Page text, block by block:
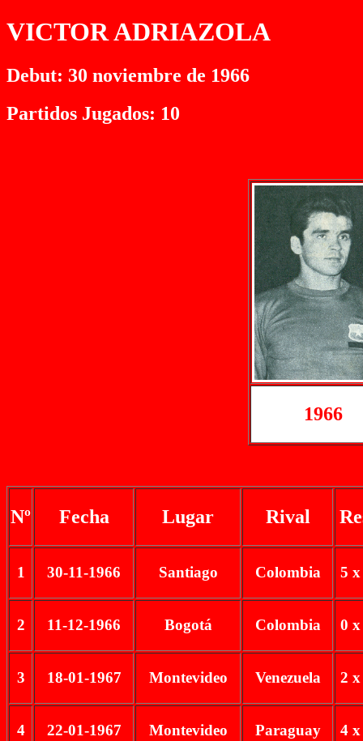
VICTOR ADRIAZOLA
Debut: 30 noviembre de 1966
Partidos Jugados: 10
1966
Nº Fecha Lugar Rival
1 30-11-1966 Santiago Colombia 5
2 11-12-1966 Bogotá Colombia 0
3 18-01-1967 Montevideo Venezuela 2
4 22-01-1967 Montevideo Paraguay 4